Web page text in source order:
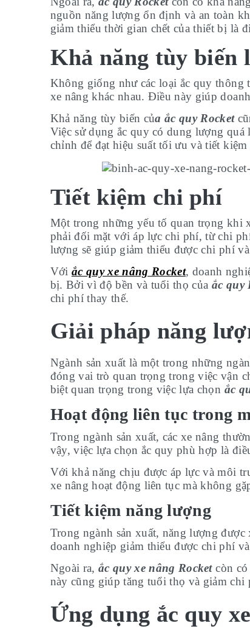
nguồn năng lượng ổn định và an toàn
giảm thiểu thời gian chết của thiết bị là
Khả năng tùy biến
Không giống như các loại ắc quy thông
xe nâng khác nhau. Điều này giúp
Khả năng tùy biến của ắc quy Rocket
Việc sử dụng ắc quy có dung lượng
chỉnh để đạt hiệu suất tối ưu và tiết
Tiết kiệm chi phí
Một trong những yếu tố quan trọng khi
phải đối mặt với áp lực chi phí, từ chi
lượng sẽ giúp giảm thiểu được chi phí
Với ắc quy xe nâng Rocket, doanh
bị. Bởi vì độ bền và tuổi thọ của ắc quy
chi phí thay thế.
Giải pháp năng
Ngành sản xuất là một trong những
đóng vai trò quan trọng trong việc vận
biệt quan trọng trong việc lựa chọn ắc
Hoạt động liên tục trong
Trong ngành sản xuất, các xe nâng
vậy, việc lựa chọn ắc quy phù hợp là
Với khả năng chịu được áp lực và môi
xe nâng hoạt động liên tục mà không
Tiết kiệm năng lượng
Trong ngành sản xuất, năng lượng
doanh nghiệp giảm thiểu được chi phí
Ngoài ra, ắc quy xe nâng Rocketcòn có
này cũng giúp tăng tuổi thọ và giảm chi
Ứng dụng ắc quy